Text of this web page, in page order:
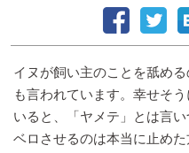
イヌが飼い主のことを舐め
も言われています。幸せそ
いると、「ヤメテ」とは言
ベロさせるのは本当に止めた